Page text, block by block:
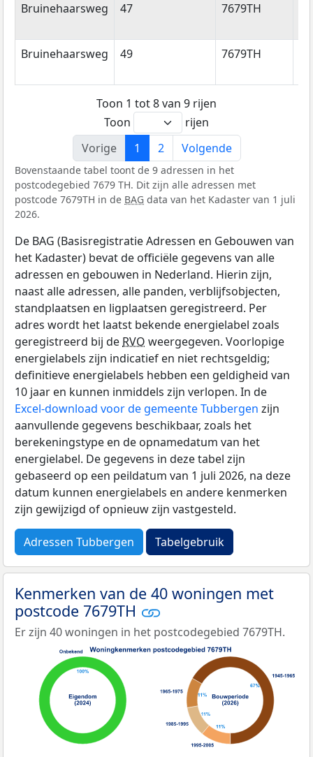
Bruinehaarsweg 47 7679TH
Bruinehaarsweg 49 7679TH
Toon 1 tot 8 van 9 rijen
Toon
rijen
Vorige
1 2 Volgende
Bovenstaande tabel toont de 9 adressen in het
postcodegebied 7679 TH. Dit zijn alle adressen met
postcode 7679TH in de BAG data van het Kadaster van 1 juli
2026.
De BAG (Basisregistratie Adressen en Gebouwen van
het Kadaster) bevat de officiële gegevens van alle
adressen en gebouwen in Nederland. Hierin zijn,
naast alle adressen, alle panden, verblijfsobjecten,
standplaatsen en ligplaatsen geregistreerd. Per
adres wordt het laatst bekende energielabel zoals
geregistreerd bij de RVO weergegeven. Voorlopige
energielabels zijn indicatief en niet rechtsgeldig;
definitieve energielabels hebben een geldigheid van
10 jaar en kunnen inmiddels zijn verlopen. In de
Excel-download voor de gemeente Tubbergen zijn
aanvullende gegevens beschikbaar, zoals het
berekeningstype en de opnamedatum van het
energielabel. De gegevens in deze tabel zijn
gebaseerd op een peildatum van 1 juli 2026, na deze
datum kunnen energielabels en andere kenmerken
zijn gewijzigd of opnieuw zijn vastgesteld.
Adressen Tubbergen Tabelgebruik
Kenmerken van de 40 woningen met
postcode 7679TH
Er zijn 40 woningen in het postcodegebied 7679TH.